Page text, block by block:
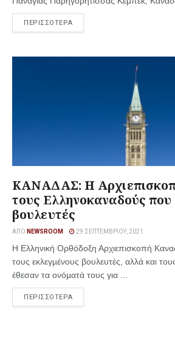
ΠΕΡΙΣΣΟΤΕΡΑ
ΚΑΝΑΔΑΣ: Η
τους Ελληνοκαναδούς που
βουλευτές
ΑΠΌ NEWSROOM 29 ΣΕΠΤΕΜΒΡΊΟΥ, 2021
Η Ελληνική Ορθόδοξη Αρχιεπισκοπή
τους εκλεγµένους βουλευτές, αλλά και
έθεσαν τα ονόµατά τους για ...
ΠΕΡΙΣΣΟΤΕΡΑ